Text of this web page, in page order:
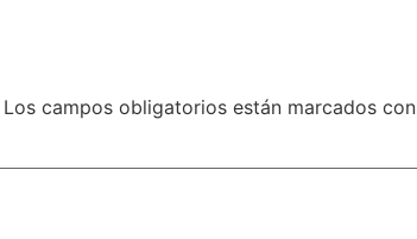
Los campos obligatorios están marcados con